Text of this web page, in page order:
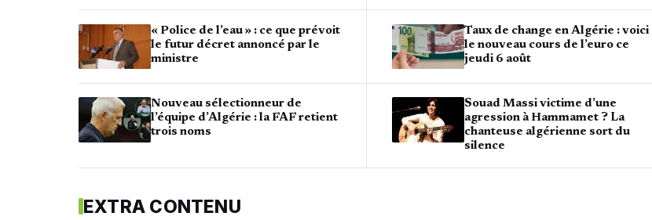
« Police de l’eau » : ce que prévoit
le futur décret annoncé par le
ministre
Nouveau sélectionneur de
l’équipe d’Algérie : la FAF retient
trois noms
Taux de change en Algérie : voici
le nouveau cours de l’euro ce
jeudi 6 août
Souad Massi victime d’une
agression à Hammamet ? La
chanteuse algérienne sort du
silence
EXTRA CONTENU